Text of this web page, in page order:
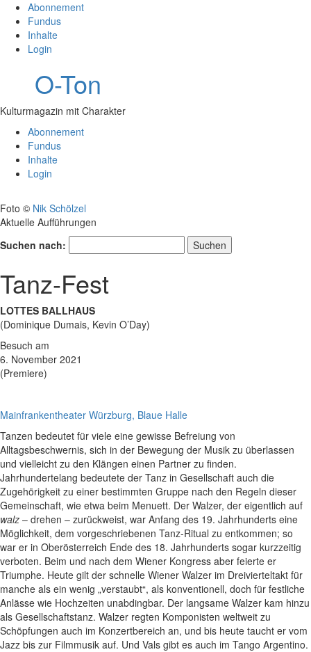
Abonnement
Fundus
Inhalte
Login
O-Ton
Kulturmagazin mit Charakter
Abonnement
Fundus
Inhalte
Login
Foto © Nik Schölzel
Aktuelle Aufführungen
Suchen nach:
Tanz-Fest
LOTTES BALLHAUS
(Dominique Dumais, Kevin O’Day)
Besuch am
6. November 2021
(Premiere)
Mainfrankentheater Würzburg, Blaue Halle
Tanzen bedeutet für viele eine gewisse Befreiung von
Alltagsbeschwernis, sich in der Bewegung der Musik zu überlassen
und vielleicht zu den Klängen einen Partner zu finden.
Jahrhundertelang bedeutete der Tanz in Gesellschaft auch die
Zugehörigkeit zu einer bestimmten Gruppe nach den Regeln dieser
Gemeinschaft, wie etwa beim Menuett. Der Walzer, der eigentlich auf
walz – drehen – zurückweist, war Anfang des 19. Jahrhunderts eine
Möglichkeit, dem vorgeschriebenen Tanz-Ritual zu entkommen; so
war er in Oberösterreich Ende des 18. Jahrhunderts sogar kurzzeitig
verboten. Beim und nach dem Wiener Kongress aber feierte er
Triumphe. Heute gilt der schnelle Wiener Walzer im Dreivierteltakt für
manche als ein wenig „verstaubt“, als konventionell, doch für festliche
Anlässe wie Hochzeiten unabdingbar. Der langsame Walzer kam hinzu
als Gesellschaftstanz. Walzer regten Komponisten weltweit zu
Schöpfungen auch im Konzertbereich an, und bis heute taucht er vom
Jazz bis zur Filmmusik auf. Und Vals gibt es auch im Tango Argentino.